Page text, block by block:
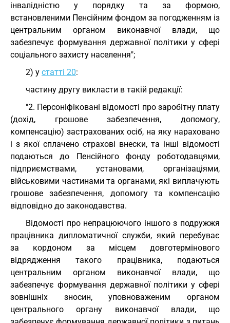
інвалідністю у порядку та за формою,
встановленими Пенсійним фондом за погодженням із
центральним органом виконавчої влади, що
забезпечує формування державної політики у сфері
соціального захисту населення";
2) у статті 20:
частину другу викласти в такій редакції:
"2. Персоніфіковані відомості про заробітну плату
(дохід, грошове забезпечення, допомогу,
компенсацію) застрахованих осіб, на яку нараховано
і з якої сплачено страхові внески, та інші відомості
подаються до Пенсійного фонду роботодавцями,
підприємствами, установами, організаціями,
військовими частинами та органами, які виплачують
грошове забезпечення, допомогу та компенсацію
відповідно до законодавства.
Відомості про непрацюючого іншого з подружжя
працівника дипломатичної служби, який перебуває
за кордоном за місцем довготермінового
відрядження такого працівника, подаються
центральним органом виконавчої влади, що
забезпечує формування державної політики у сфері
зовнішніх зносин, уповноваженим органом
центрального органу виконавчої влади, що